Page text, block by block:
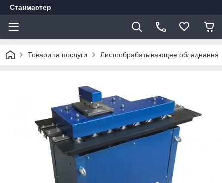
Станмастер
Товари та послуги Листообрабатывающее обладнання